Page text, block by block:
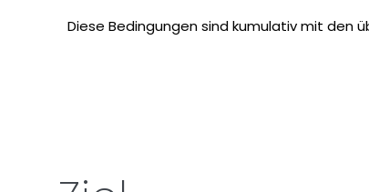
Diese Bedingungen sind kumulativ mit den